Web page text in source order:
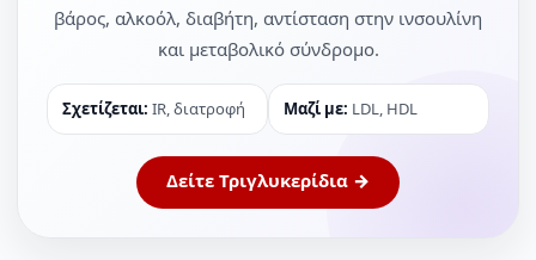
βάρος, αλκοόλ, διαβήτη, αντίσταση στην ινσουλίνη
και μεταβολικό σύνδρομο.
Σχετίζεται: IR, διατροφή Μαζί με: LDL, HDL
Δείτε Τριγλυκερίδια →